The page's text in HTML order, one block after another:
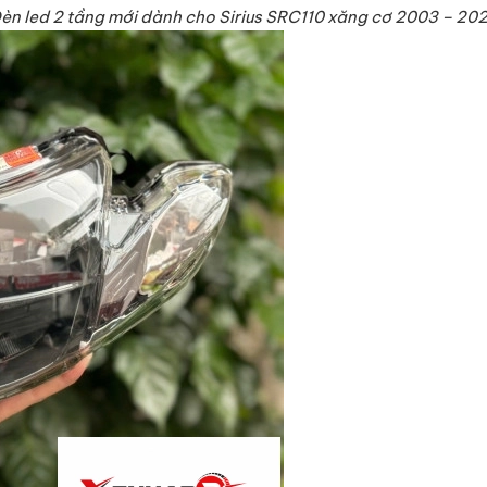
led 2 tầng mới dành cho Sirius SRC110 xăng cơ 2003 –